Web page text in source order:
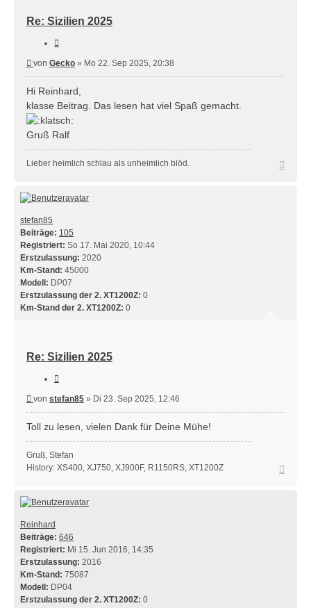
Re: Sizilien 2025
Beitrag
von Gecko » Mo 22. Sep 2025, 20:38
Hi Reinhard,
klasse Beitrag. Das lesen hat viel Spaß gemacht.
Gruß Ralf
Lieber heimlich schlau als unheimlich blöd.
stefan85
Beiträge: 105
Registriert: So 17. Mai 2020, 10:44
Erstzulassung: 2020
Km-Stand: 45000
Modell: DP07
Erstzulassung der 2. XT1200Z: 0
Km-Stand der 2. XT1200Z: 0
Re: Sizilien 2025
Beitrag
von stefan85 » Di 23. Sep 2025, 12:46
Toll zu lesen, vielen Dank für Deine Mühe!
Gruß, Stefan
History: XS400, XJ750, XJ900F, R1150RS, XT1200Z
Reinhard
Beiträge: 646
Registriert: Mi 15. Jun 2016, 14:35
Erstzulassung: 2016
Km-Stand: 75087
Modell: DP04
Erstzulassung der 2. XT1200Z: 0